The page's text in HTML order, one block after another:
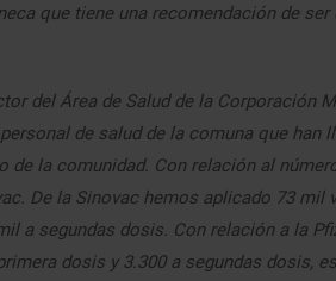
que tiene una recomendación de
del Área de Salud de la Corporación
de salud de la comuna que han
de la comunidad. Con relación al
De la Sinovac hemos aplicado 73 mil
a segundas dosis. Con relación a la
dosis y 3.300 a segundas dosis,